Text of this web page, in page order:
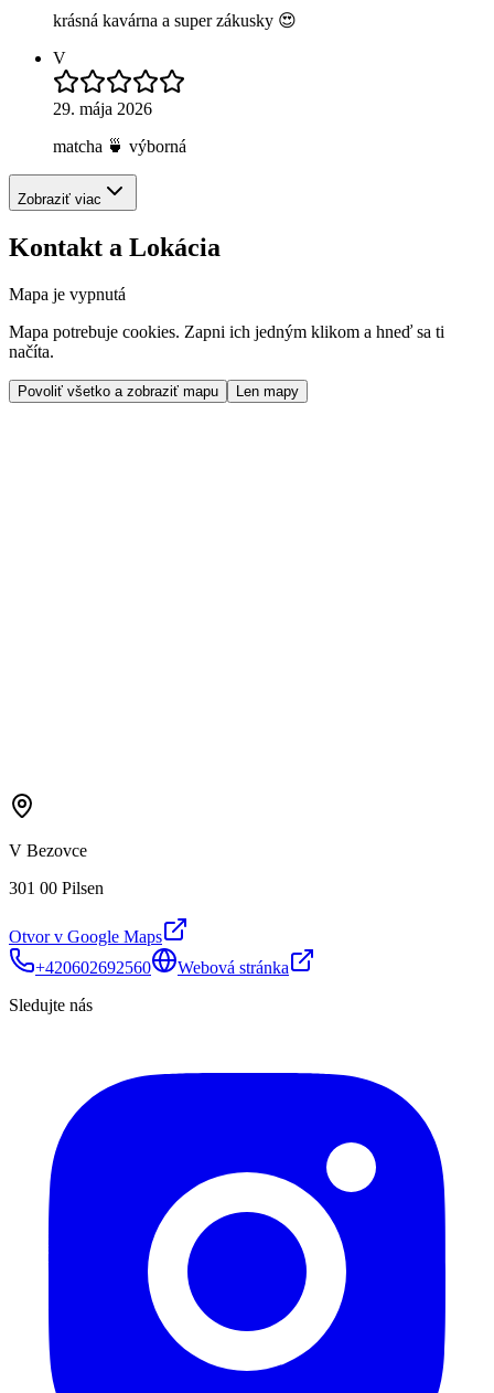
krásná kavárna a super zákusky 😍
V
29. mája 2026
matcha 🍵 výborná
Zobraziť viac
Kontakt a Lokácia
Mapa je vypnutá
Mapa potrebuje cookies. Zapni ich jedným klikom a hneď sa ti
načíta.
Povoliť všetko a zobraziť mapu Len mapy
V Bezovce
301 00 Pilsen
Otvor v Google Maps
+420602692560
Webová stránka
Sledujte nás